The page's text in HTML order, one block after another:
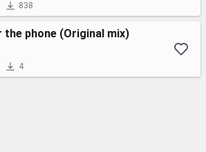
838
the phone (Original mix)
4